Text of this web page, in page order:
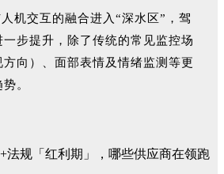
机交互的融合进入“深水区”，驾
步提升，除了传统的常见监控场
向）、面部表情及情绪监测等更
。